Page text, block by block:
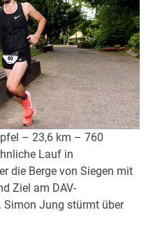
– 23,6 km – 760
Lauf in
die Berge von Siegen mit
Ziel am DAV-
Simon Jung stürmt über